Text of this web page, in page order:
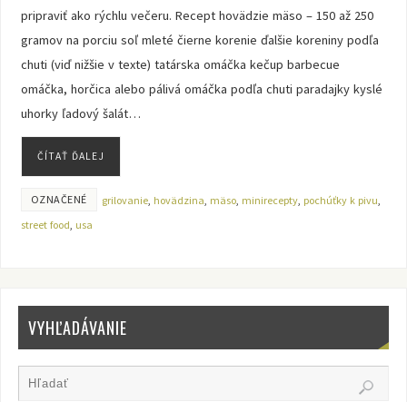
pripraviť ako rýchlu večeru. Recept hovädzie mäso – 150 až 250
gramov na porciu soľ mleté čierne korenie ďalšie koreniny podľa
chuti (viď nižšie v texte) tatárska omáčka kečup barbecue
omáčka, horčica alebo pálivá omáčka podľa chuti paradajky kyslé
uhorky ľadový šalát…
ČÍTAŤ ĎALEJ
OZNAČENÉ grilovanie, hovädzina, mäso, minirecepty, pochúťky k pivu,
street food, usa
VYHĽADÁVANIE